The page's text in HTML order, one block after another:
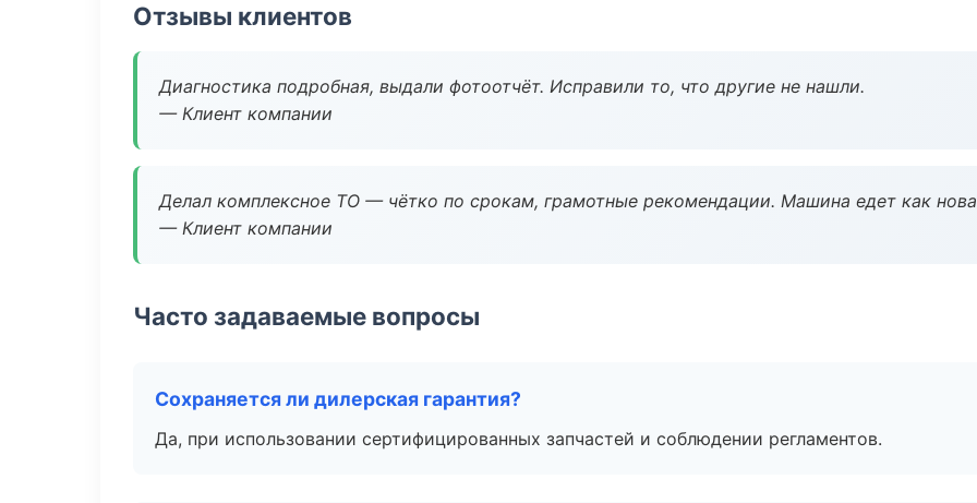
Отзывы клиентов
Диагностика подробная, выдали фотоотчёт. Исправили то, что другие не нашли.
— Клиент компании
Делал комплексное ТО — чётко по срокам, грамотные рекомендации. Машина едет как
— Клиент компании
Часто задаваемые вопросы
Сохраняется ли дилерская гарантия?
Да, при использовании сертифицированных запчастей и соблюдении регламентов.